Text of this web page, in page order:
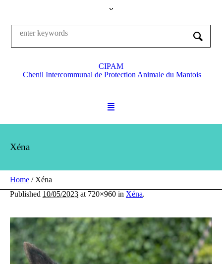
CIPAM
Chenil Intercommunal de Protection Animale du Mantois
Xéna
Home / Xéna
Published 10/05/2023 at 720×960 in Xéna.